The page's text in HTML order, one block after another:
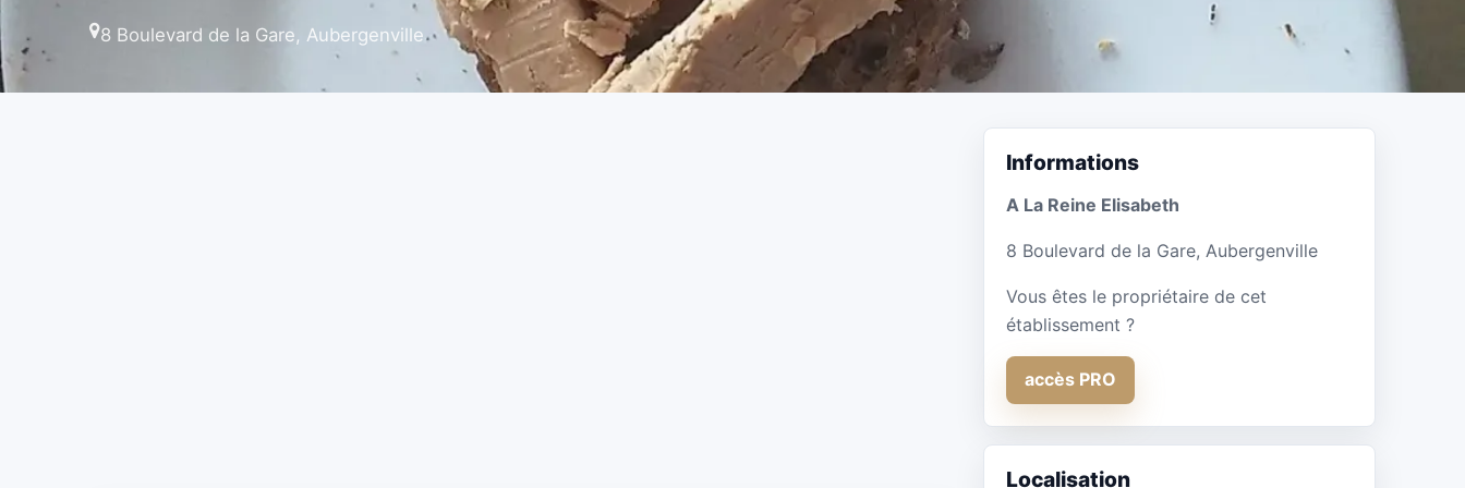
8 Boulevard de la Gare, Aubergenville
Informations
A La Reine Elisabeth
8 Boulevard de la Gare, Aubergenville
Vous êtes le propriétaire de cet
établissement ?
accès PRO
Localisation